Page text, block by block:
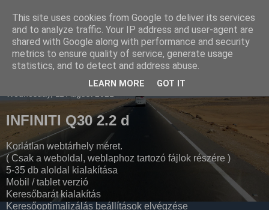
Havidíjas webáruház
keresőoptimalizálás
INFINITI Q30 2.2 d
Korlátlan webtárhely méret.
( Csak a weboldal, weblaphoz tartozó fájlok részére )
5-35 db aloldal kialakítása
Mobil / tablet verzió
Keresőbarát kialakítás
Keresőoptimalizálás beállítások elvégzése
This site uses cookies from Google to deliver its services
and to analyze traffic. Your IP address and user-agent are
shared with Google along with performance and security
metrics to ensure quality of service, generate usage
statistics, and to detect and address abuse.
LEARN MORE GOT IT